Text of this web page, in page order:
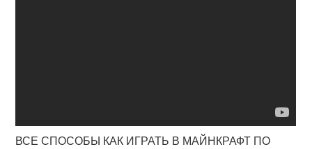
ВСЕ СПОСОБЫ КАК ИГРАТЬ В МАЙНКРАФТ ПО